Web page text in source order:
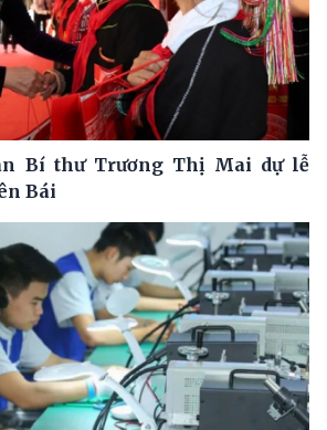
Bí thư Trương Thị Mai dự lễ
Bái